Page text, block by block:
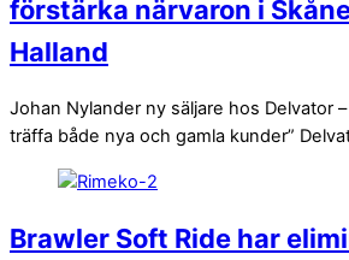
förstärka närvaron i
Halland
Johan Nylander ny säljare hos Delvator
träffa både nya och gamla kunder”
Brawler Soft Ride har